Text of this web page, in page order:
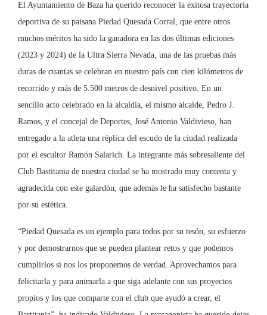
El Ayuntamiento de Baza ha querido reconocer la exitosa trayectoria
deportiva de su paisana Piedad Quesada Corral, que entre otros
muchos méritos ha sido la ganadora en las dos últimas ediciones
(2023 y 2024) de la Ultra Sierra Nevada, una de las pruebas más
duras de cuantas se celebran en nuestro país con cien kilómetros de
recorrido y más de 5.500 metros de desnivel positivo. En un
sencillo acto celebrado en la alcaldía, el mismo alcalde, Pedro J.
Ramos, y el concejal de Deportes, José Antonio Valdivieso, han
entregado a la atleta una réplica del escudo de la ciudad realizada
por el escultor Ramón Salarich. La integrante más sobresaliente del
Club Bastitania de nuestra ciudad se ha mostrado muy contenta y
agradecida con este galardón, que además le ha satisfecho bastante
por su estética.
“Piedad Quesada es un ejemplo para todos por su tesón, su esfuerzo
y por demostrarnos que se pueden plantear retos y que podemos
cumplirlos si nos los proponemos de verdad. Aprovechamos para
felicitarla y para animarla a que siga adelante con sus proyectos
propios y los que comparte con el club que ayudó a crear, el